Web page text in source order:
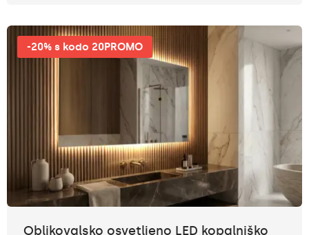
-20% s kodo 20PROMO
Oblikovalsko osvetljeno LED kopalniško